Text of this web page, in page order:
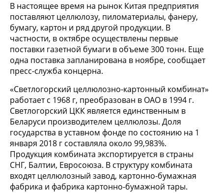
В настоящее время на рынок Китая предприятия
поставляют целлюлозу, пиломатериалы, фанеру,
бумагу, картон и ряд другой продукции. В
частности, в октябре осуществлены первые
поставки газетной бумаги в объеме 300 тонн. Еще
одна поставка запланирована в ноябре, сообщает
пресс-служба концерна.
«Светлогорский целлюлозно-картонный комбинат»
работает с 1968 г, преобразован в ОАО в 1994 г.
Светлогорский ЦКК является единственным в
Беларуси производителем целлюлозы. Доля
государства в уставном фонде по состоянию на 1
января 2018 г составляла около 99,983%.
Продукция комбината экспортируется в страны
СНГ, Балтии, Евросоюза. В структуру комбината
входят целлюлозный завод, картонно-бумажная
фабрика и фабрика картонно-бумажной тары.